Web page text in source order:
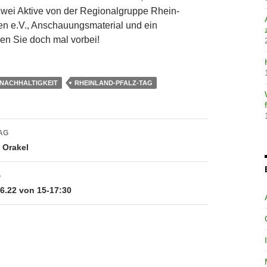
Aktive von der Regionalgruppe Rhein-
e.V., Anschauungsmaterial und ein
Sie doch mal vorbei!
RHEINLAND-PFALZ-TAG
von 15-17:30